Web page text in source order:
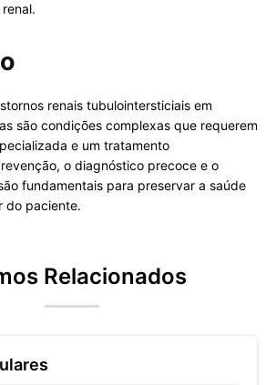
renais tubulointersticiais em
são condições complexas que requerem
e um tratamento
o diagnóstico precoce e o
fundamentais para preservar a saúde
do paciente.
Relacionados